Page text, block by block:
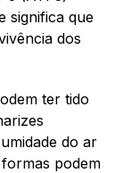
significa que
dos
ter tido
do ar
podem